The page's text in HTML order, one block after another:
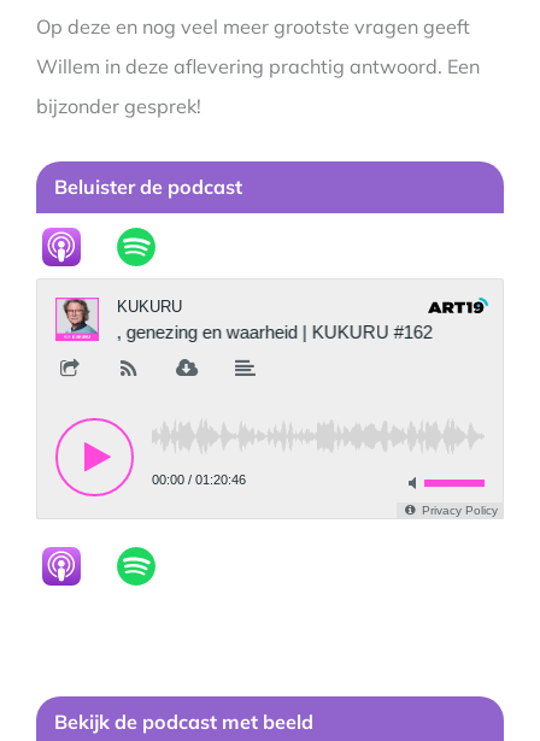
Op deze en nog veel meer grootste vragen geeft
Willem in deze aflevering prachtig antwoord. Een
bijzonder gesprek!
Beluister de podcast
Bekijk de podcast met beeld